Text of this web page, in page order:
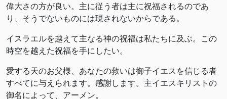
偉大さの方が良い。主に従う者は主に祝福されるのであ
り、そうでないものには現されないからである。
イスラエルを越えて主なる神の祝福は私たちに及ぶ。この
時空を越えた祝福を手にしたい。
愛する天のお父様、あなたの救いは御子イエスを信じる者
すべてに与えられます。感謝します。主イエスキリストの
御名によって、アーメン。